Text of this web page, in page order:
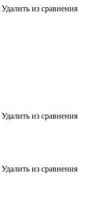
Удалить из сравнения
Удалить из сравнения
Удалить из сравнения